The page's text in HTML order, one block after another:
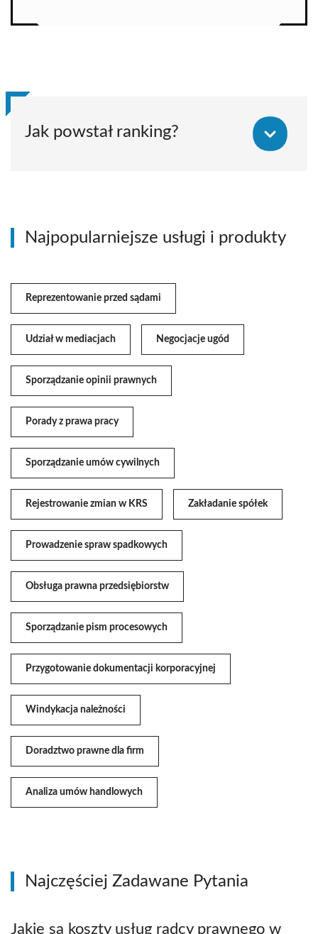
Jak powstał ranking?
Najpopularniejsze usługi i produkty
Reprezentowanie przed sądami
Udział w mediacjach Negocjacje ugód
Sporządzanie opinii prawnych
Porady z prawa pracy
Sporządzanie umów cywilnych
Rejestrowanie zmian w KRS Zakładanie spółek
Prowadzenie spraw spadkowych
Obsługa prawna przedsiębiorstw
Sporządzanie pism procesowych
Przygotowanie dokumentacji korporacyjnej
Windykacja należności
Doradztwo prawne dla firm
Analiza umów handlowych
Najczęściej Zadawane Pytania
Jakie są koszty usług radcy prawnego w